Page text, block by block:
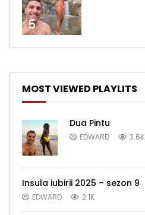
5
MOST VIEWED PLAYLITS
Dua Pintu
EDWARD 3.6K
Insula iubirii 2025 – sezon 9
EDWARD 2.1K